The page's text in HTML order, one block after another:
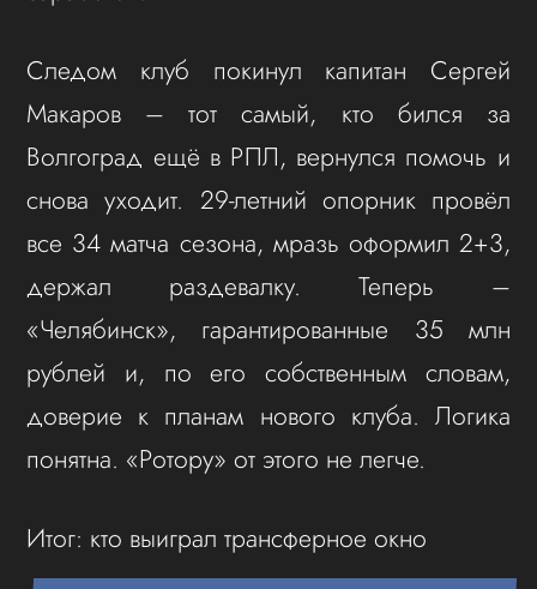
Следом клуб покинул капитан Сергей
Макаров – тот самый, кто бился за
Волгоград ещё в РПЛ, вернулся помочь и
снова уходит. 29-летний опорник провёл
все 34 матча сезона, мразь оформил 2+3,
держал раздевалку. Теперь –
«Челябинск», гарантированные 35 млн
рублей и, по его собственным словам,
доверие к планам нового клуба. Логика
понятна. «Ротору» от этого не легче.
Итог: кто выиграл трансферное окно